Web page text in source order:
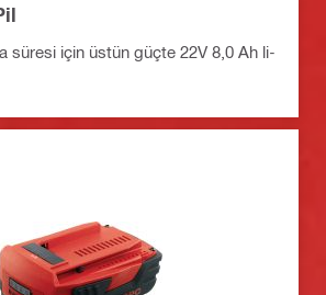
süresi için üstün güçte 22V 8,0 Ah li-